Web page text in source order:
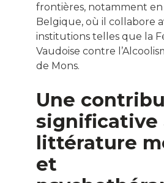
frontières, notamment en
Belgique, où il collabore
institutions telles que la
Vaudoise contre
de Mons.
Une
significative
littérature
et